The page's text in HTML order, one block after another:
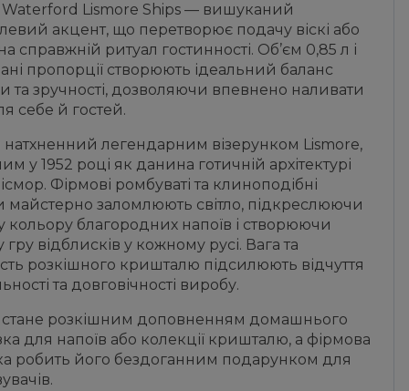
Waterford Lismore Ships — вишуканий
акцент, що перетворює подачу віскі або
справжній ритуал гостинності. Об’єм 0,85 л і
пропорції створюють ідеальний баланс
та зручності, дозволяючи впевнено наливати
себе й гостей.
легендарним візерунком Lismore,
у 1952 році як данина готичній архітектурі
Фірмові ромбуваті та клиноподібні
майстерно заломлюють світло, підкреслюючи
кольору благородних напоїв і створюючи
гру відблисків у кожному русі. Вага та
розкішного кришталю підсилюють відчуття
та довговічності виробу.
стане розкішним доповненням домашнього
для напоїв або колекції кришталю, а фірмова
робить його бездоганним подарунком для